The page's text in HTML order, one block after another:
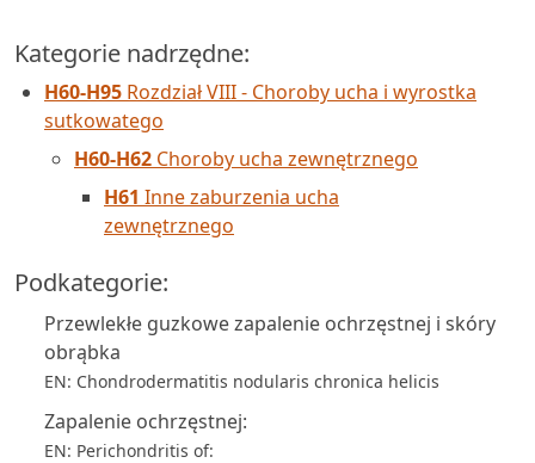
Kategorie nadrzędne:
H60-H95 Rozdział VIII - Choroby ucha i wyrostka
sutkowatego
H60-H62 Choroby ucha zewnętrznego
H61 Inne zaburzenia ucha
zewnętrznego
Podkategorie:
Przewlekłe guzkowe zapalenie ochrzęstnej i skóry
obrąbka
EN: Chondrodermatitis nodularis chronica helicis
Zapalenie ochrzęstnej:
EN: Perichondritis of: